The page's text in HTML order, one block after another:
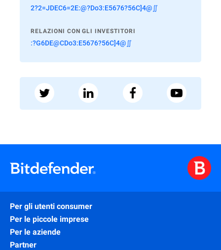
2?2=JDEC6=2E:@?Do3:E5676?56C]4@∬
RELAZIONI CON GLI INVESTITORI
:?G6DE@CDo3:E5676?56C]4@∬
Per gli utenti consumer
Per le piccole imprese
Per le aziende
Partner